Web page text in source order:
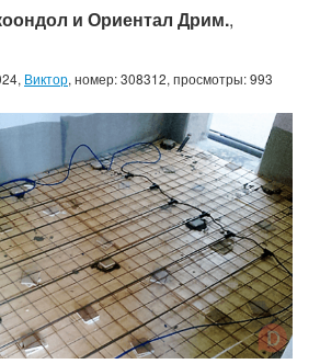
Blogи Ориентал Дрим.,
Виктор, номер: 308312, просмотры: 993